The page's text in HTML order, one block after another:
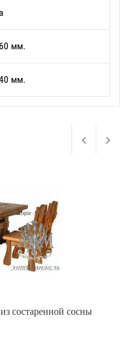
мм.
мм.
состаренной сосны